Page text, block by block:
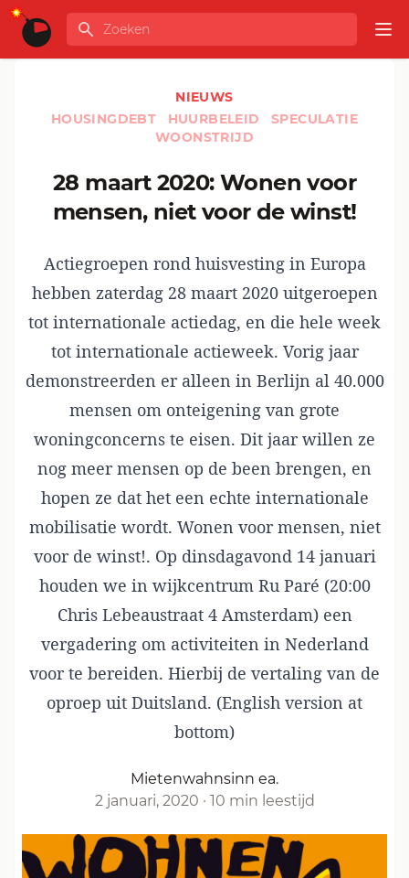
Ga naar de inhoud
GLOBALINFO
Zoeken
NIEUWS
HOUSINGDEBT
HUURBELEID
SPECULATIE
WOONSTRIJD
28 maart 2020: Wonen voor
mensen, niet voor de winst!
Actiegroepen rond huisvesting in Europa
hebben zaterdag 28 maart 2020 uitgeroepen
tot internationale actiedag, en die hele week
tot internationale actieweek. Vorig jaar
demonstreerden er alleen in Berlijn al 40.000
mensen om onteigening van grote
woningconcerns te eisen. Dit jaar willen ze
nog meer mensen op de been brengen, en
hopen ze dat het een echte internationale
mobilisatie wordt. Wonen voor mensen, niet
voor de winst!. Op dinsdagavond 14 januari
houden we in wijkcentrum Ru Paré (20:00
Chris Lebeaustraat 4 Amsterdam) een
vergadering om activiteiten in Nederland
voor te bereiden. Hierbij de vertaling van de
oproep uit Duitsland. (English version at
bottom)
Mietenwahnsinn ea.
2 januari, 2020 · 10 min leestijd